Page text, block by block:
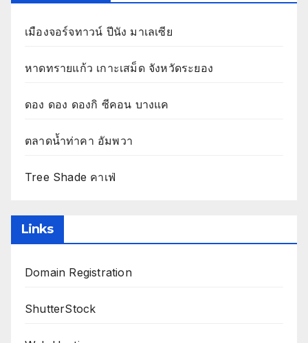
เมืองจอร์จทาวน์ ปีนัง มาเลเซีย
หาดทรายแก้ว เกาะเสม็ด จังหวัดระยอง
ดอง ดอง ดองกิ ซีคอน บางแค
ตลาดน้ำท่าคา อัมพวา
Tree Shade คาเฟ่
Links
Domain Registration
ShutterStock